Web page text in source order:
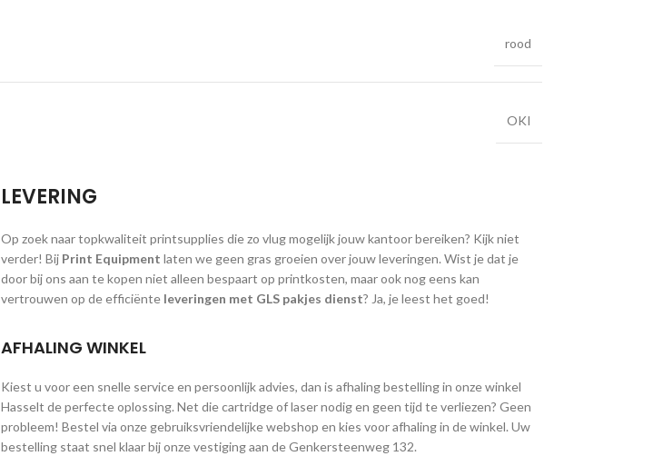
rood
OKI
LEVERING
Op zoek naar topkwaliteit printsupplies die zo vlug mogelijk jouw kantoor bereiken? Kijk niet
verder! Bij Print Equipment laten we geen gras groeien over jouw leveringen. Wist je dat je
door bij ons aan te kopen niet alleen bespaart op printkosten, maar ook nog eens kan
vertrouwen op de efficiënte leveringen met GLS pakjes dienst? Ja, je leest het goed!
AFHALING WINKEL
Kiest u voor een snelle service en persoonlijk advies, dan is afhaling bestelling in onze winkel
Hasselt de perfecte oplossing. Net die cartridge of laser nodig en geen tijd te verliezen? Geen
probleem! Bestel via onze gebruiksvriendelijke webshop en kies voor afhaling in de winkel. Uw
bestelling staat snel klaar bij onze vestiging aan de Genkersteenweg 132.